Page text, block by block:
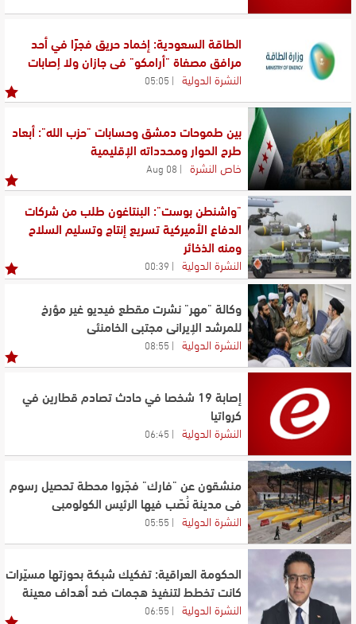
الطاقة السعودية: إخماد حريق فجرًا في أحد
مرافق مصفاة "أرامكو" في جازان ولا إصابات
النشرة الدولية 05:05
بين طموحات دمشق وحسابات "حزب الله": أبعاد
طرح الحوار ومحدداته الإقليمية
خاص النشرة 08 Aug
"واشنطن بوست": البنتاغون طلب من شركات
الدفاع الأميركية تسريع إنتاج وتسليم السلاح
ومنه الذخائر
النشرة الدولية 00:39
وكالة "مهر" نشرت مقطع فيديو غير مؤرخ
للمرشد الإيراني مجتبى الخامنئي
النشرة الدولية 08:55
إصابة 19 شخصا في حادث تصادم قطارين في
كرواتيا
النشرة الدولية 06:45
منشقون عن "فارك" فجّروا محطة تحصيل رسوم
في مدينة نُصّب فيها الرئيس الكولومبي
النشرة الدولية 05:55
الحكومة العراقية: تفكيك شبكة بحوزتها مسيّرات
كانت تخطط لتنفيذ هجمات ضد أهداف معينة
النشرة الدولية 06:55